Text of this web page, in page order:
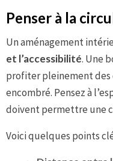
Penser à la
Un aménagement
et l’accessibilité. Une
profiter pleinement des
encombré. Pensez à
doivent permettre une
Voici quelques points